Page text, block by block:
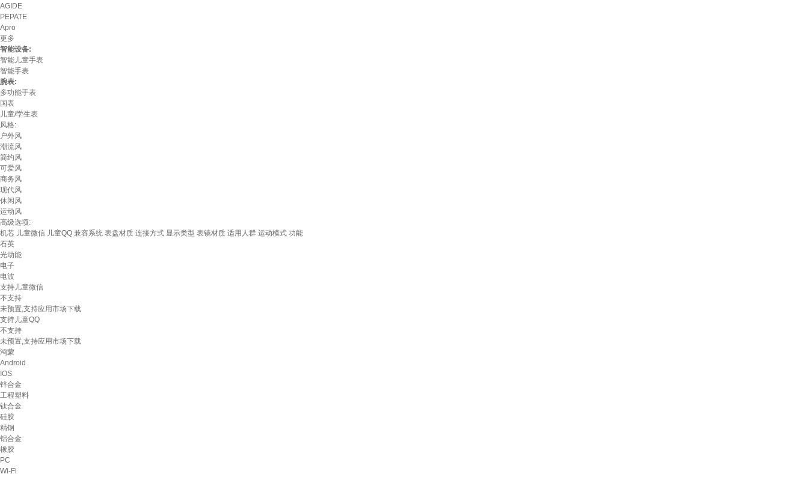
AGIDE
PEPATE
Apro
更多
智能设备:
智能儿童手表
智能手表
腕表:
多功能手表
国表
儿童/学生表
风格:
户外风
潮流风
简约风
可爱风
商务风
现代风
休闲风
运动风
高级选项:
机芯 儿童微信 儿童QQ 兼容系统 表盘材质 连接方式 显示类型 表镜材质 适用人群 运动模式 功能
石英
光动能
电子
电波
支持儿童微信
不支持
未预置,支持应用市场下载
支持儿童QQ
不支持
未预置,支持应用市场下载
鸿蒙
Android
IOS
锌合金
工程塑料
钛合金
硅胶
精钢
铝合金
橡胶
PC
Wi-Fi